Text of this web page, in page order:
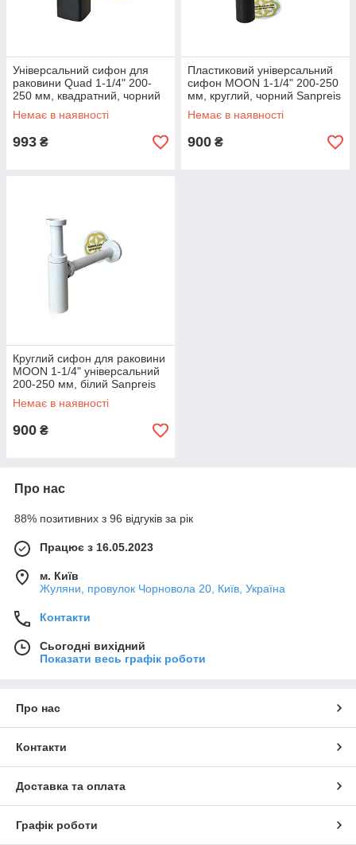
Універсальний сифон для
раковини Quad 1-1/4" 200-
250 мм, квадратний, чорний
Sanpreis
Немає в наявності
993 ₴
Пластиковий універсальний
сифон MOON 1-1/4" 200-250
мм, круглий, чорний Sanpreis
Немає в наявності
900 ₴
Круглий сифон для раковини
MOON 1-1/4" універсальний
200-250 мм, білий Sanpreis
Немає в наявності
900 ₴
Про нас
88% позитивних з 96 відгуків за рік
Працює з 16.05.2023
м. Київ
Жуляни, провулок Чорновола 20, Київ, Україна
Контакти
Сьогодні вихідний
Показати весь графік роботи
Про нас
Контакти
Доставка та оплата
Графік роботи